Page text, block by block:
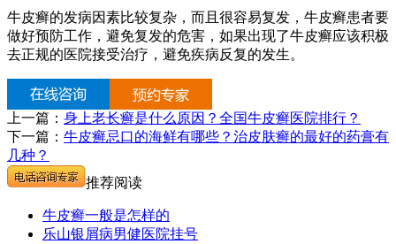
牛皮癣的发病因素比较复杂，而且很容易复发，牛皮癣患者要
做好预防工作，避免复发的危害，如果出现了牛皮癣应该积极
去正规的医院接受治疗，避免疾病反复的发生。
上一篇： 身上老长癣是什么原因？全国牛皮癣医院排行？
下一篇： 牛皮癣忌口的海鲜有哪些？治皮肤癣的最好的药膏有
几种？
推荐阅读
牛皮癣一般是怎样的
乐山银屑病男健医院挂号